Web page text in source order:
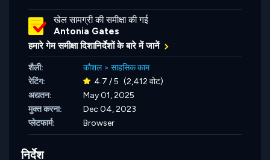
खेल सामग्री की समीक्षा की गई
Antonia Gates
हमारे गेम समीक्षा दिशानिर्देशों के बारे में जानें
शैली: कौशल> साहसिक काम
रेटिंग:
4.7 / 5 (2,412 वोट)
अद्यतन:
May 01, 2025
मुक्त करना:
Dec 04, 2023
प्लेटफार्म:
Browser
निर्देश